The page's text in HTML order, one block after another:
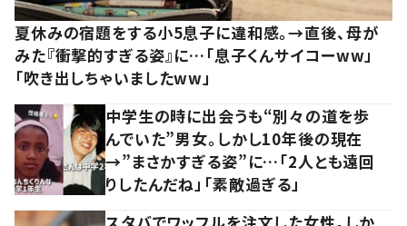
夏休みの宿題をする小5息子に違和感。→直後、母が
みた『衝撃的すぎる姿』に…「息子くんサイコーww」
「吹き出しちゃいましたww」
中学生の時に出会うも“別々の道を歩
んでいた”男女。しかし10年後の現在
→”まさかすぎる姿”に…「2人とも遠回
りしたんだね」「素敵過ぎる」